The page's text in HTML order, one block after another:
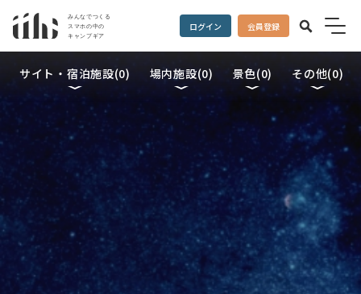
ログイン 会員登録
サイト・宿泊施設(0) 場内施設(0) 景色(0) その他(0)